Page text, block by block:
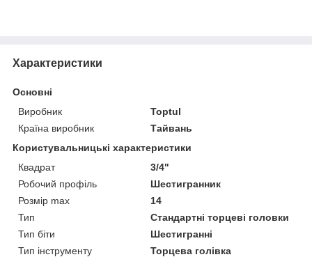
Характеристики
Основні
Виробник
Toptul
Країна виробник
Тайвань
Користувальницькі характеристики
Квадрат
3/4"
Робочий профіль
Шестигранник
Розмір max
14
Тип
Стандартні торцеві головки
Тип біти
Шестигранні
Тип інструменту
Торцева голівка